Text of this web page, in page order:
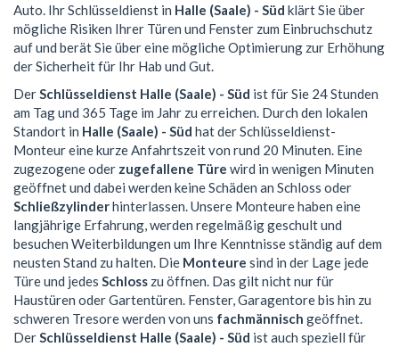
Auto. Ihr Schlüsseldienst in Halle (Saale) - Süd klärt Sie über
mögliche Risiken Ihrer Türen und Fenster zum Einbruchschutz
auf und berät Sie über eine mögliche Optimierung zur Erhöhung
der Sicherheit für Ihr Hab und Gut.
DerSchlüsseldienst Halle (Saale) - Süd ist für Sie 24 Stunden
am Tag und 365 Tage im Jahr zu erreichen. Durch den lokalen
Standort in Halle (Saale) - Süd hat der Schlüsseldienst-
Monteur eine kurze Anfahrtszeit von rund 20 Minuten. Eine
zugezogene oder zugefallene Türe wird in wenigen Minuten
geöffnet und dabei werden keine Schäden an Schloss oder
Schließzylinderhinterlassen. Unsere Monteure haben eine
langjährige Erfahrung, werden regelmäßig geschult und
besuchen Weiterbildungen um Ihre Kenntnisse ständig auf dem
neusten Stand zu halten. Die Monteure sind in der Lage jede
Türe und jedes Schloss zu öffnen. Das gilt nicht nur für
Haustüren oder Gartentüren. Fenster, Garagentore bis hin zu
schweren Tresore werden von uns fachmännisch geöffnet.
DerSchlüsseldienst Halle (Saale) - Süd ist auch speziell für